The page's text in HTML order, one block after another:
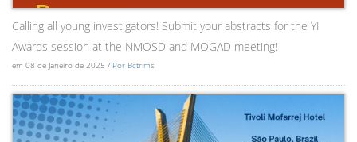
Calling all young investigators! Submit your abstracts for the YI
Awards session at the NMOSD and MOGAD meeting!
em 08 de Janeiro de 2025 / Por Bctrims